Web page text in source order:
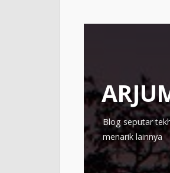
Blog seputar
menarik lainnya